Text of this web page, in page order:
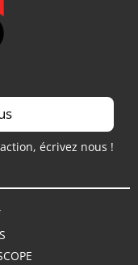
écrivez nous !